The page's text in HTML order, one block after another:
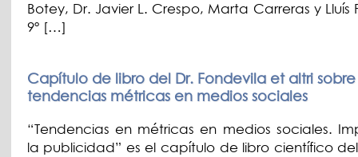
Botey, Dr. Javier L. Crespo, Marta Carreras y Lluís
9º […]
Capítulo de libro del Dr. Fondevila et altri sobre
tendencias métricas en medios sociales
“Tendencias en métricas en medios sociales.
la publicidad” es el capítulo de libro científico